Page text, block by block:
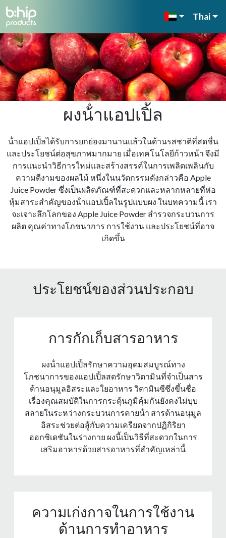
Thai
ผงน้ําแอปเปิ้ล
น้ําแอปเปิ้ลได้รับการยกย่องมานานแล้วในด้านรสชาติที่สดชื่น
และประโยชน์ต่อสุขภาพมากมาย เมื่อเทคโนโลยีก้าวหน้า จึงมี
การแนะนําวิธีการใหม่และสร้างสรรค์ในการเพลิดเพลินกับ
ความดีงามของผลไม้ หนึ่งในนวัตกรรมดังกล่าวคือ Apple
Juice Powder ซึ่งเป็นผลิตภัณฑ์ที่สะดวกและหลากหลายที่ห่อ
หุ้มสาระสําคัญของน้ําแอปเปิ้ลในรูปแบบผง ในบทความนี้ เรา
จะเจาะลึกโลกของ Apple Juice Powder สํารวจกระบวนการ
ผลิต คุณค่าทางโภชนาการ การใช้งาน และประโยชน์ที่อาจ
เกิดขึ้น
ประโยชน์ของส่วนประกอบ
การกักเก็บสารอาหาร
ผงน้ําแอปเปิ้ลรักษาความอุดมสมบูรณ์ทาง
โภชนาการของแอปเปิ้ลสดรักษาวิตามินที่จําเป็นสาร
ต้านอนุมูลอิสระและใยอาหาร วิตามินซีซึ่งขึ้นชื่อ
เรื่องคุณสมบัติในการกระตุ้นภูมิคุ้มกันยังคงไม่บุบ
สลายในระหว่างกระบวนการคายน้ํา สารต้านอนุมูล
อิสระช่วยต่อสู้กับความเครียดจากปฏิกิริยา
ออกซิเดชันในร่างกาย ผงนี้เป็นวิธีที่สะดวกในการ
เสริมอาหารด้วยสารอาหารที่สําคัญเหล่านี้
ความเก่งกาจในการใช้งาน
ด้านการทําอาหาร